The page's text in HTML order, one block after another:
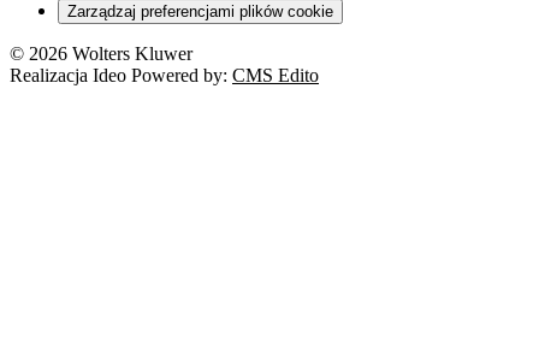
Zarządzaj preferencjami plików cookie
© 2026 Wolters Kluwer
Realizacja Ideo Powered by: CMS Edito